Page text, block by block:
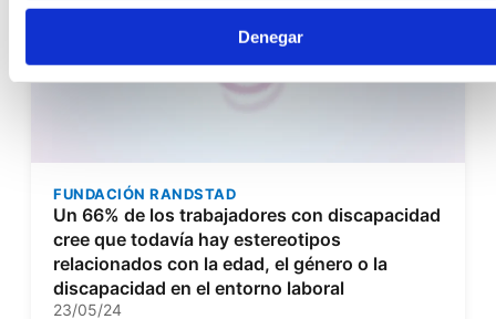
Denegar
FUNDACIÓN RANDSTAD
Un 66% de los trabajadores con discapacidad
cree que todavía hay estereotipos
relacionados con la edad, el género o la
discapacidad en el entorno laboral
23/05/24